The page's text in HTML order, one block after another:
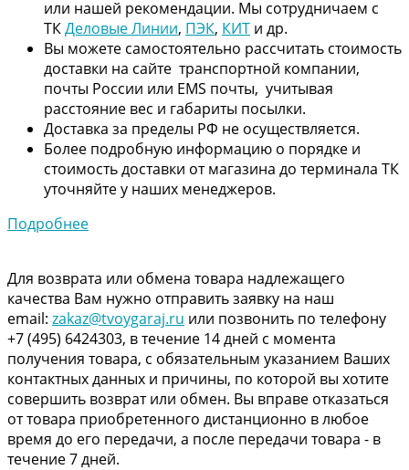
или нашей рекомендации. Мы сотрудничаем с
ТКДеловые Линии, ПЭК, КИТ и др.
Вы можете самостоятельно рассчитать стоимость
доставки на сайте транспортной компании,
почты России или EMS почты, учитывая
расстояние вес и габариты посылки.
Доставка за пределы РФ не осуществляется.
Более подробную информацию о порядке и
стоимость доставки от магазина до терминала ТК
уточняйте у наших менеджеров.
Подробнее
Для возврата или обмена товара надлежащего
качества Вам нужно отправить заявку на наш
email: zakaz@tvoygaraj.ru или позвонить по телефону
+7 (495) 6424303, в течение 14 дней с момента
получения товара, с обязательным указанием Ваших
контактных данных и причины, по которой вы хотите
совершить возврат или обмен. Вы вправе отказаться
от товара приобретенного дистанционно в любое
время до его передачи, а после передачи товара - в
течение 7 дней.